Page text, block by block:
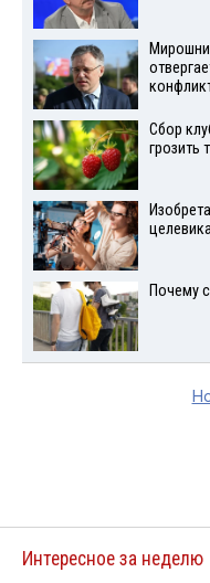
Сбор
грозить
Почему
Интересное за неделю